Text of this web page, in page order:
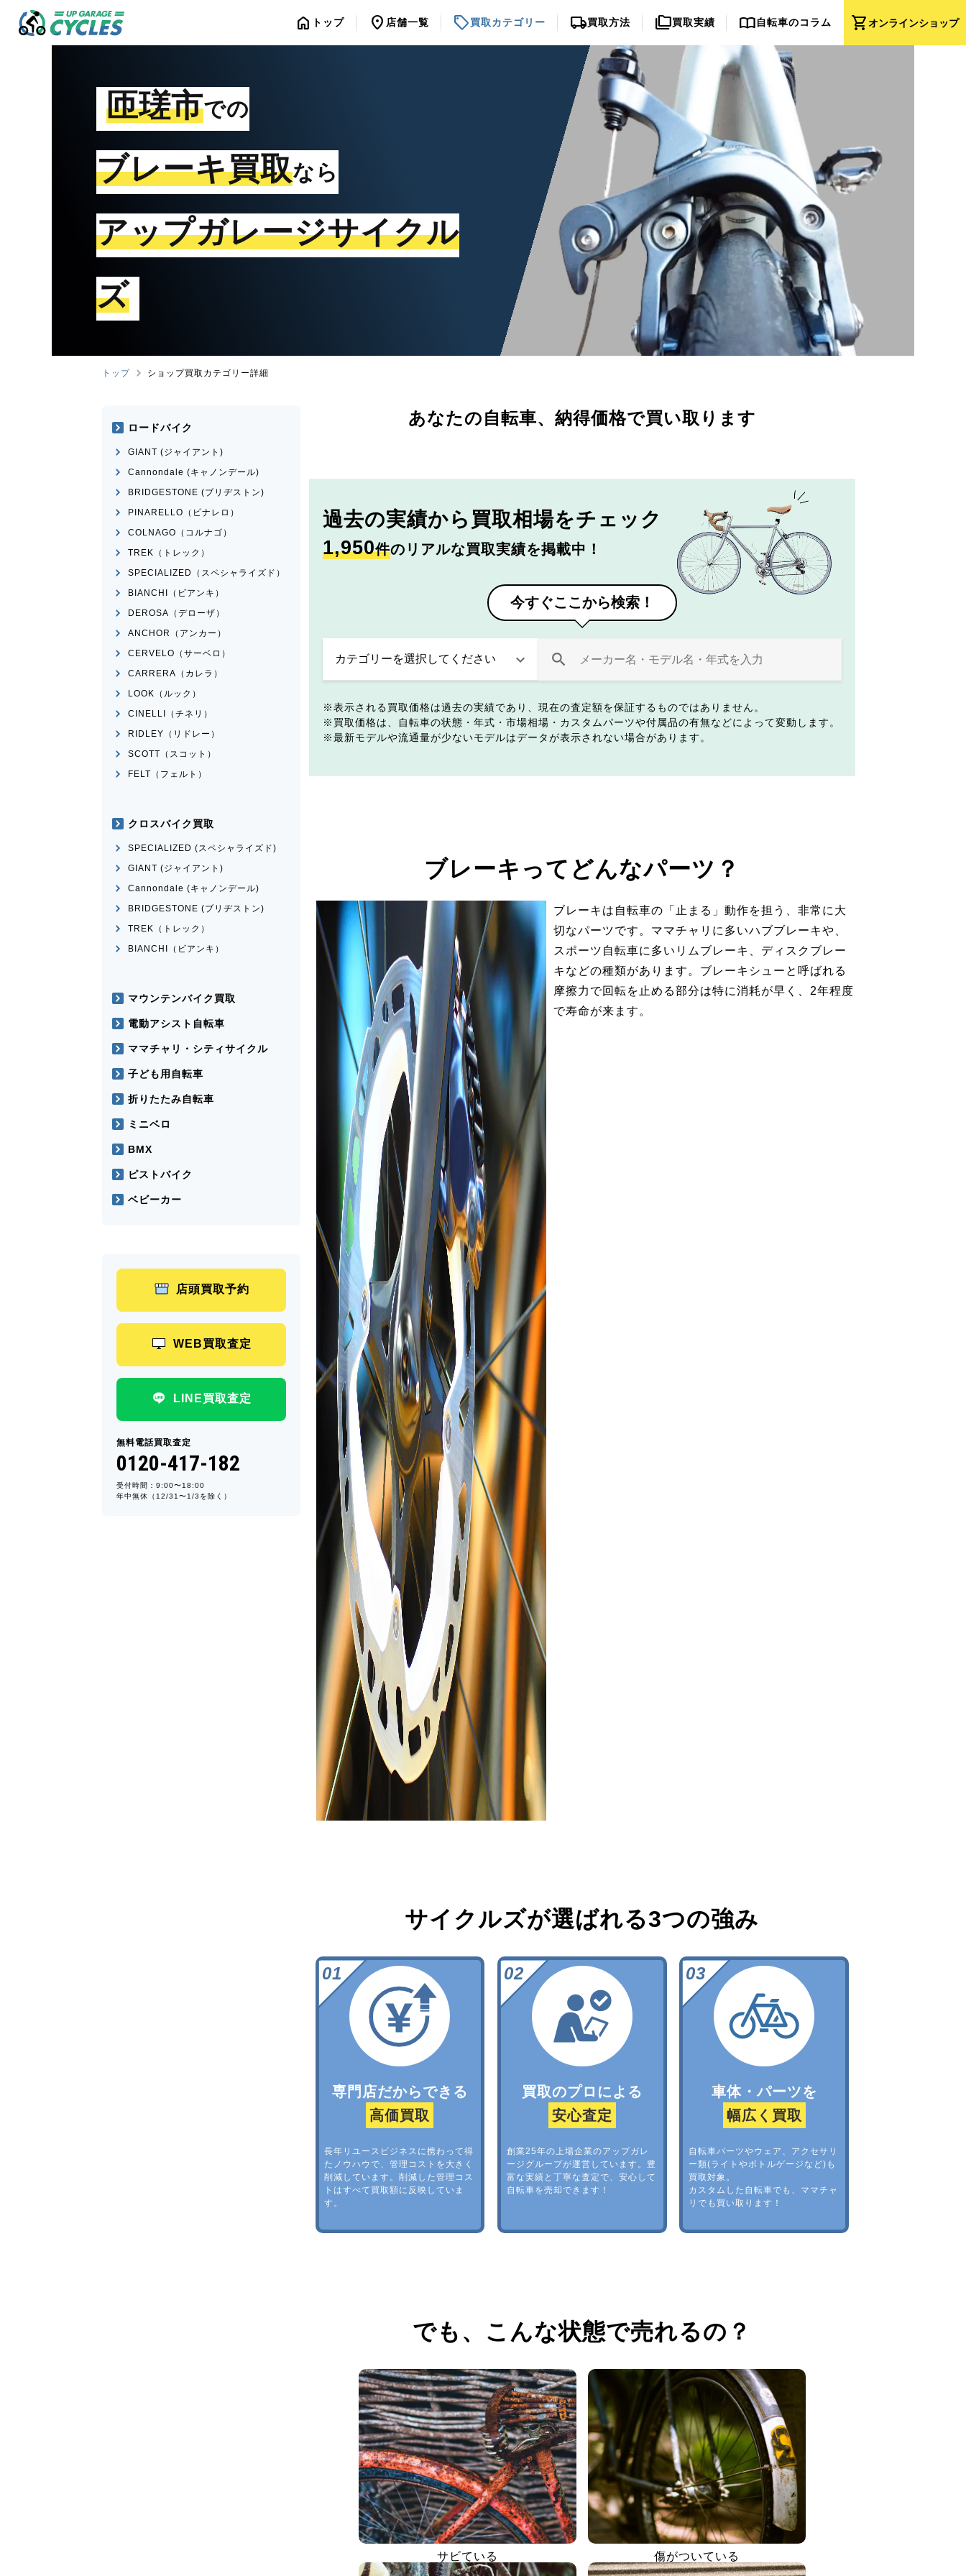
shopping_cartオンラインショップ
home トップ location_on 店舗一覧 sell買取カテゴリー local_shipping買取方法 folder_copy買取実績 import_contacts自転車のコラム
匝瑳市での
ブレーキ買取なら
アップガレージサイクル
ズ
トップ ショップ買取カテゴリー詳細
あなたの自転車、 納得価格で買い取ります
過去の実績から 買取相場をチェック
1,950件のリアルな買取実績を掲載中！
今すぐここから検索！
表示される買取価格は過去の実績であり、現在の査定額を保証するものではありません。
買取価格は、自転車の状態・年式・市場相場・カスタムパーツや付属品の有無などによって変動します。
最新モデルや流通量が少ないモデルはデータが表示されない場合があります。
ブレーキってどんなパーツ？
ブレーキは自転車の「止まる」動作を担う、非常に大
切なパーツです。ママチャリに多いハブブレーキや、
スポーツ自転車に多いリムブレーキ、ディスクブレー
キなどの種類があります。ブレーキシューと呼ばれる
摩擦力で回転を止める部分は特に消耗が早く、2年程度
で寿命が来ます。
サイクルズが選ばれる3つの強み
専門店だからできる
高価買取
長年リユースビジネスに携わって得
たノウハウで、管理コストを大きく
削減しています。削減した管理コス
トはすべて買取額に反映していま
す。
買取のプロによる
安心査定
創業25年の上場企業のアップガレ
ージグループが運営しています。豊
富な実績と丁寧な査定で、安心して
自転車を売却できます！
車体・パーツを
幅広く買取
自転車パーツやウェア、アクセサリ
ー類(ライトやボトルゲージなど)も
買取対象。
カスタムした自転車でも、ママチャ
リでも買い取ります！
でも、 こんな状態で売れるの？
サビている 傷がついている
ロードバイク
GIANT (ジャイアント)
Cannondale (キャノンデール)
BRIDGESTONE (ブリヂストン)
PINARELLO（ピナレロ）
COLNAGO（コルナゴ）
TREK（トレック）
SPECIALIZED（スペシャライズド）
BIANCHI（ビアンキ）
DEROSA（デローザ）
ANCHOR（アンカー）
CERVELO（サーベロ）
CARRERA（カレラ）
LOOK（ルック）
CINELLI（チネリ）
RIDLEY（リドレー）
SCOTT（スコット）
FELT（フェルト）
クロスバイク買取
SPECIALIZED (スペシャライズド)
GIANT (ジャイアント)
Cannondale (キャノンデール)
BRIDGESTONE (ブリヂストン)
TREK（トレック）
BIANCHI（ビアンキ）
マウンテンバイク買取
電動アシスト自転車
ママチャリ・シティサイクル
子ども用自転車
折りたたみ自転車
ミニベロ
BMX
ピストバイク
ベビーカー
店頭買取予約
WEB買取査定
LINE買取査定
無料電話買取査定
0120-417-182
受付時間：9:00〜18:00
年中無休（12/31〜1/3を除く）